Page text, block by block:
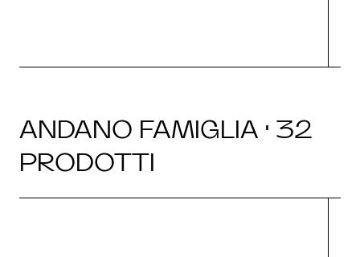
ANDANO FAMIGLIA · 32
PRODOTTI